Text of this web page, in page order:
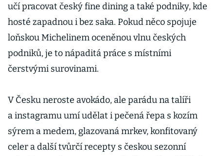
učí pracovat český fine dining a také podniky, kde
hosté zapadnou i bez saka. Pokud něco spojuje
loňskou Michelinem oceněnou vlnu českých
podniků, je to nápaditá práce s místními
čerstvými surovinami.
V Česku neroste avokádo, ale parádu na talíři
a instagramu umí udělat i pečená řepa s kozím
sýrem a medem, glazovaná mrkev, konfitovaný
celer a další tvůrčí recepty s českou sezonní